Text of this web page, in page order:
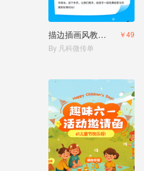
描边插画风教育培训幼小衔接寒假班拼团生宣传
￥49
By 凡科微传单